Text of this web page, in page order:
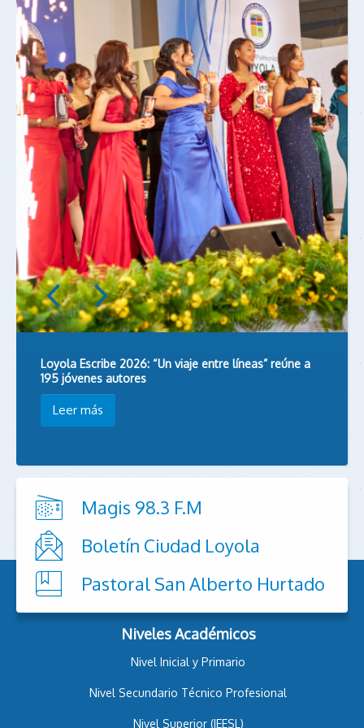
Loyola Escribe 2026: “Un viaje entre líneas” reúne a
195 jóvenes autores
Leer más
Magis 98.3 F.M
Boletín Ciudad Loyola
Pastoral San Alberto Hurtado
Niveles Académicos
Nivel Inicial y Primario
Nivel Secundario Técnico Profesional
Nivel Superior (IEESL)